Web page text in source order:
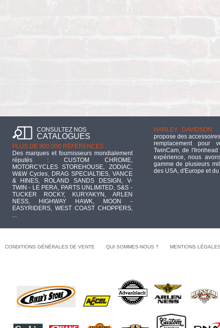
CONSULTEZ NOS
CATALOGUES
PLUS DE 900 000 RÉFÉRENCES :
Des marques et fournisseurs mondialement
réputés : CUSTOM CHROME,
MOTORCYCLES STOREHOUSE, ZODIAC,
W&W Cycles, DRAG SPECIALTIES, VANCE
& HINES, ROLAND SANDS DESIGN, V-
TWIN - LE PERA, PARTS UNLIMITED, S&S -
TUCKER ROCKY, KURYAKYN, ARLEN
NESS, HIGHWAY HAWK, MOON -
EASYRIDERS, WEST COAST CHOPPERS,
...
HARLEY DAVIDSON :
propose des
remplacement pour
TwinCam, de
expérience, nous
gamme de plusieurs
des USA, d'Europe et
CONDITIONS GÉNÉRALES DE VENTE QUI SOMMES-NOUS ? MENTIONS